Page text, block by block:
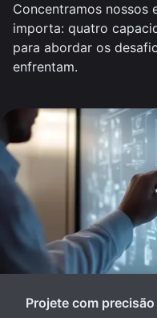
Concentramos nossos
importa: quatro
para abordar os
enfrentam.
Projete com precisão